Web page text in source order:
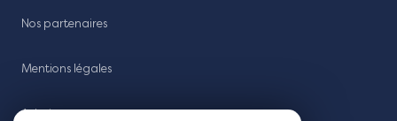
Nos partenaires
Mentions légales
Admin